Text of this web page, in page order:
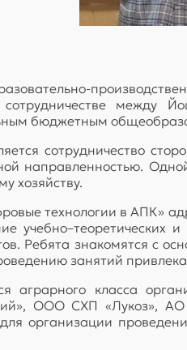
между
бюджетным
сотрудничество
направленностью.
хозяйству.
технологии в АПК»
учебно–теоретических
Ребята знакомятся с
занятий
аграрного класса
ООО СХП «Лукоз»,
организации